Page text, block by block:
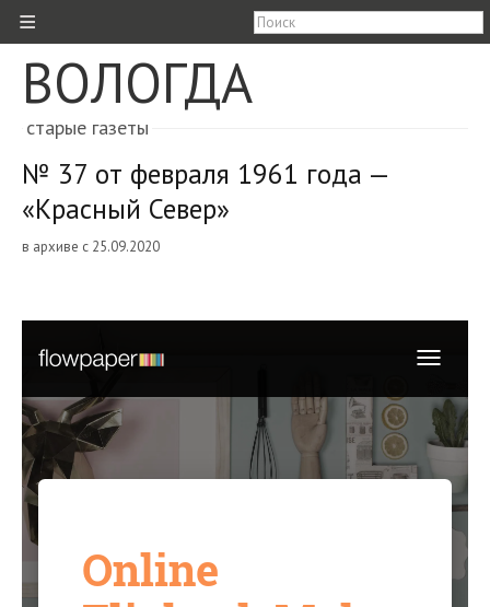
≡
ВОЛОГДА
старые газеты
№ 37 от февраля 1961 года —
«Красный Север»
в архиве с 25.09.2020